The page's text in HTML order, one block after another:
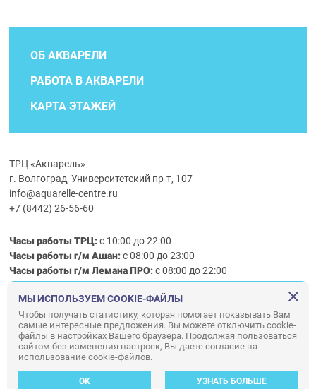
ОБ АКВАРЕЛИ
РАБОТА В АКВАРЕЛИ
КАРТА ЭТАЖЕЙ
ТРЦ «Акварель»
г. Волгоград, Университетский пр-т, 107
info@aquarelle-centre.ru
+7 (8442) 26-56-60
Часы работы ТРЦ:с 10:00 до 22:00
Часы работы г/м Ашан:с 08:00 до 23:00
Часы работыг/мЛемана ПРО:с 08:00 до 22:00
Правила посещения ТРЦ «Акварель»
ООО «АКВАРЕЛЬ»
© ООО «Акварель» 2010–2026. All right reserved.
Дизайн концепция сайта —
Адаптивный дизайн и программирование —34 ВЕБ
МЫ ИСПОЛЬЗУЕМ COOKIE-ФАЙЛЫ
Чтобы получать статистику, которая помогает показывать Вам
самые интересные предложения. Вы можете отключить cookie-
файлы в настройках Вашего браузера. Продолжая пользоваться
сайтом без изменения настроек, Вы даете согласие на
использование cookie-файлов.
OK УЗНАТЬ БОЛЬШЕ